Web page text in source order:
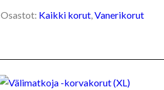
-
Osastot: Kaikki korut,Vanerikorut